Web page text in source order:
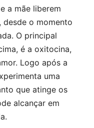
a mãe liberem
desde o momento
O principal
é a oxitocina,
Logo após a
uma
que atinge os
alcançar em